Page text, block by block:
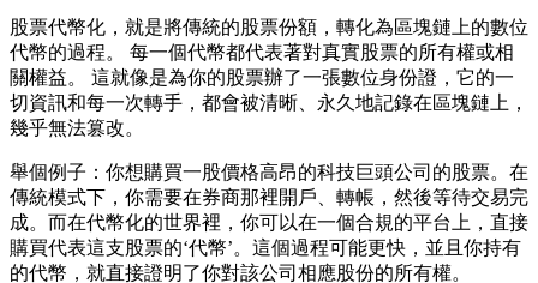
股票代幣化，就是將傳統的股票份額，轉化為區塊鏈上的數位
代幣的過程。 每一個代幣都代表著對真實股票的所有權或相
關權益。 這就像是為你的股票辦了一張數位身份證，它的一
切資訊和每一次轉手，都會被清晰、永久地記錄在區塊鏈上，
幾乎無法篡改。
舉個例子：你想購買一股價格高昂的科技巨頭公司的股票。在
傳統模式下，你需要在券商那裡開戶、轉帳，然後等待交易完
成。而在代幣化的世界裡，你可以在一個合規的平台上，直接
購買代表這支股票的‘代幣’。這個過程可能更快，並且你持有
的代幣，就直接證明了你對該公司相應股份的所有權。